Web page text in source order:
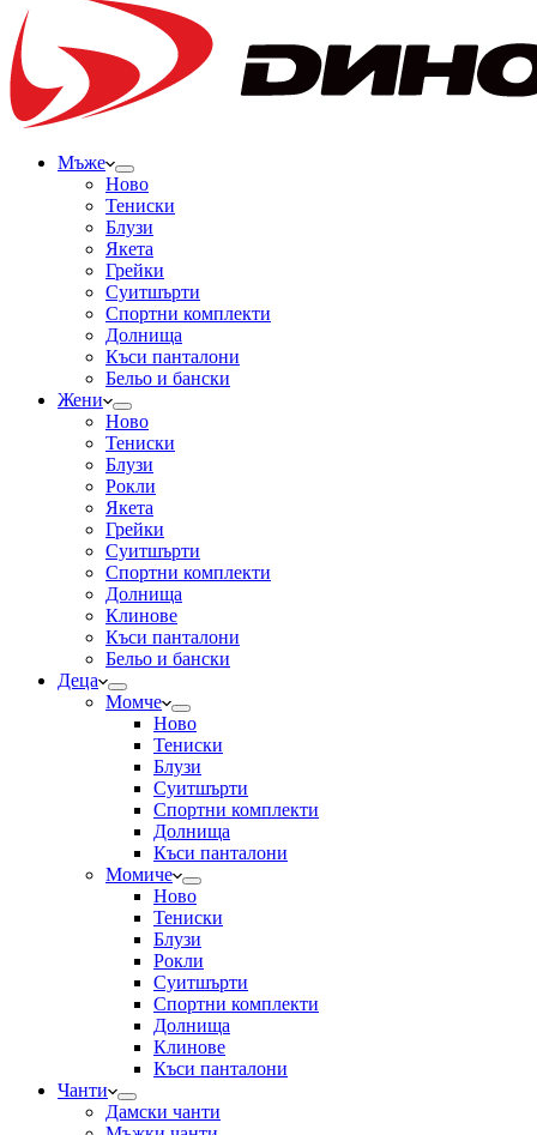
Мъже
Ново
Тениски
Блузи
Якета
Грейки
Суитшърти
Спортни комплекти
Долнища
Къси панталони
Бельо и бански
Жени
Ново
Тениски
Блузи
Рокли
Якета
Грейки
Суитшърти
Спортни комплекти
Долнища
Клинове
Къси панталони
Бельо и бански
Деца
Момче
Ново
Тениски
Блузи
Суитшърти
Спортни комплекти
Долнища
Къси панталони
Момиче
Ново
Тениски
Блузи
Рокли
Суитшърти
Спортни комплекти
Долнища
Клинове
Къси панталони
Чанти
Дамски чанти